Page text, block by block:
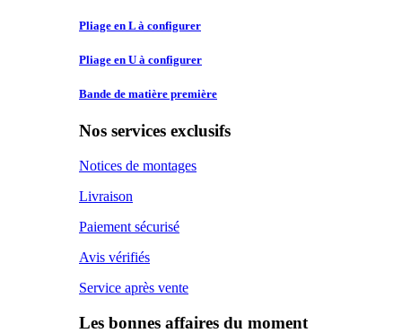
Pliage en L à configurer
Pliage en U à configurer
Bande de matière première
Nos services exclusifs
Notices de montages
Livraison
Paiement sécurisé
Avis vérifiés
Service après vente
Les bonnes affaires du moment